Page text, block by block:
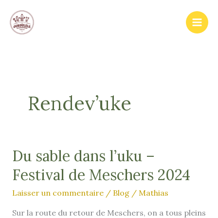
contenu
Rendev’uke
Du sable dans l’uku –
Festival de Meschers 2024
Laisser un commentaire / Blog/ Mathias
Sur la route du retour de Meschers, on a tous pleins